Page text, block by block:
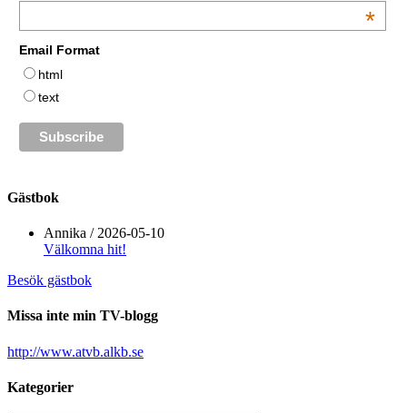
*
Email Format
html
text
Gästbok
Annika / 2026-05-10
Välkomna hit!
Besök gästbok
Missa inte min TV-blogg
http://www.atvb.alkb.se
Kategorier